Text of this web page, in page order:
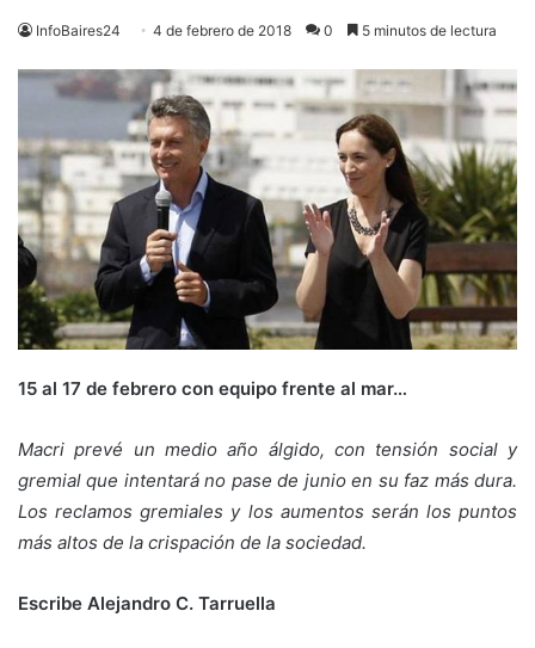
InfoBaires24 4 de febrero de 2018 0 5 minutos de lectura
15 al 17 de febrero con equipo frente al mar…
Macri prevé un medio año álgido, con tensión social y
gremial que intentará no pase de junio en su faz más dura.
Los reclamos gremiales y los aumentos serán los puntos
más altos de la crispación de la sociedad.
Escribe Alejandro C. Tarruella